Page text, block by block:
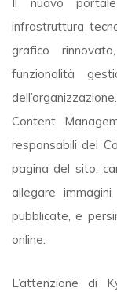
infrastruttura
grafico
funzionalità
Content
responsabili del
pagina del sito,
allegare
pubblicate, e
online.
L’attenzione di